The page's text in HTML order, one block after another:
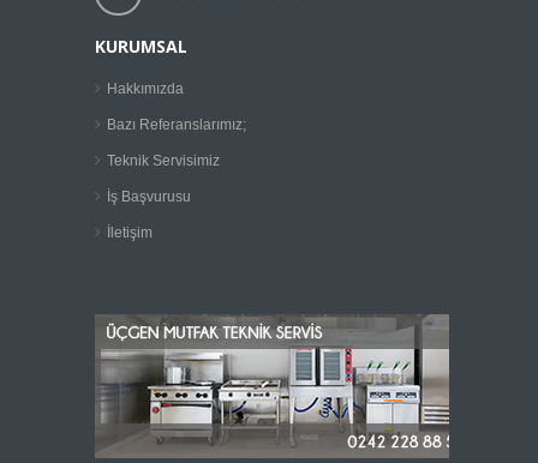
KURUMSAL
Hakkımızda
Bazı Referanslarımız;
Teknik Servisimiz
İş Başvurusu
İletişim